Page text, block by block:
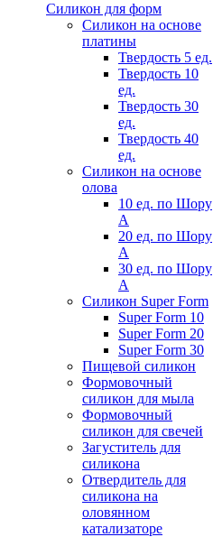
Силикон для форм
Силикон на основе
платины
Твердость 5 ед.
Твердость 10
ед.
Твердость 30
ед.
Твердость 40
ед.
Силикон на основе
олова
10 ед. по Шору
А
20 ед. по Шору
А
30 ед. по Шору
А
Силикон Super Form
Super Form 10
Super Form 20
Super Form 30
Пищевой силикон
Формовочный
силикон для мыла
Формовочный
силикон для свечей
Загуститель для
силикона
Отвердитель для
силикона на
оловянном
катализаторе